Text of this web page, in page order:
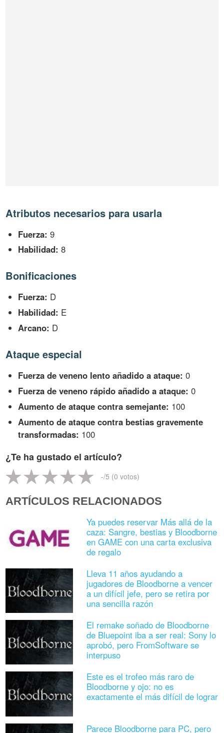
Atributos necesarios para usarla
Fuerza: 9
Habilidad: 8
Bonificaciones
Fuerza: D
Habilidad: E
Arcano: D
Ataque especial
Fuerza de veneno lento añadido a ataque: 0
Fuerza de veneno rápido añadido a ataque: 0
Aumento de ataque contra semejante: 100
Aumento de ataque contra bestias gravemente
transformadas: 100
¿Te ha gustado el artículo?
-/5 (0 votos)
ARTÍCULOS RELACIONADOS
Ya puedes reservar Más allá de la
caza: Sangre, bestias y Bloodborne
en GAME con una carta exclusiva
de regalo
Lleva 11 años ayudando a
jugadores de Bloodborne a vencer
a un difícil jefe, pero se retira por
una sencilla razón
El remake soñado de Bloodborne
de Bluepoint iba a ser real: Sony lo
aprobó, pero FromSoftware se
interpuso
Este es el trofeo más raro de
Bloodborne y ojo: no es
exactamente el más difícil de lograr
Parece Bloodborne para PC, pero